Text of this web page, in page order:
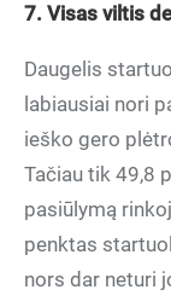
7. Visas viltis
Daugelis
labiausiai nori
ieško gero
Tačiau tik 49,8
pasiūlymą
penktas
nors dar neturi